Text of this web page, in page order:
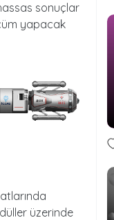
sonuçlar
yapacak
üzerinde